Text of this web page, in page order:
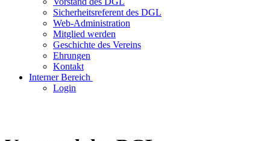
Sicherheitsreferent des DGL
Web-Administration
Mitglied werden
Geschichte des Vereins
Ehrungen
Kontakt
Interner Bereich
Login